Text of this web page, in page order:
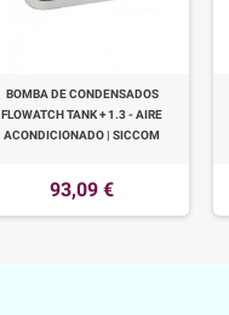
BOMBA DE CONDENSADOS
FLOWATCH TANK + 1.3 - AIRE
ACONDICIONADO | SICCOM
93,09 €